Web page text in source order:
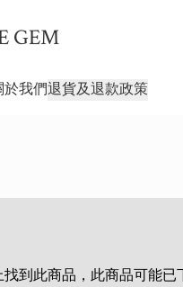
GEM
於我們退貨及退款政策
到此商品，此商品可能